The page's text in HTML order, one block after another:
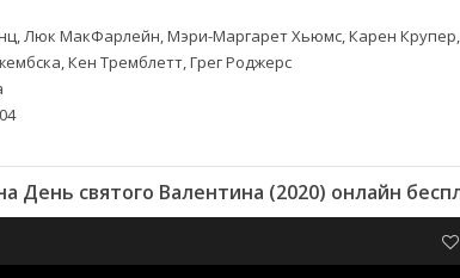
Люк МакФарлейн, Мэри-Маргарет Хьюмс, Карен
Кен Тремблетт, Грег Роджерс
День святого Валентина (2020) онлайн